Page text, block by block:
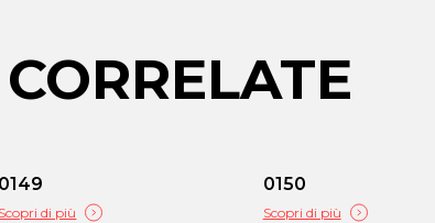
0149
Scopri di più
0150
Scopri di più